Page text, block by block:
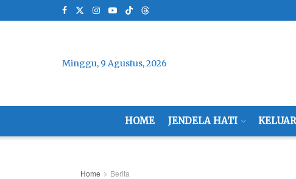
Minggu, 9 Agustus, 2026
HOME JENDELA HATI
Home Berita